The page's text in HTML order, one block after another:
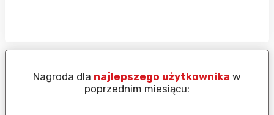
Nagroda dla najlepszego użytkownika w
poprzednim miesiącu: